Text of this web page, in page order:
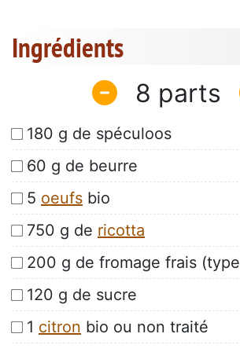
Ingrédients
8
180 g de spéculoos
60 g de beurre
5 oeufs bio
750 g de ricotta
200 g de fromage frais (type
120 g de sucre
1 citron bio ou non traité